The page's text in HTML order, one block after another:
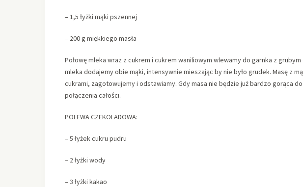
– 1,5 łyżki mąki pszennej
– 200 g miękkiego masła
Połowę mleka wraz z cukrem i cukrem waniliowym wlewamy do garnka z
mleka dodajemy obie mąki, intensywnie mieszając by nie było grudek. Masę z
cukrami, zagotowujemy i odstawiamy. Gdy masa nie będzie już bardzo gorąca
połączenia całości.
POLEWA CZEKOLADOWA:
– 5 łyżek cukru pudru
– 2 łyżki wody
– 3 łyżki kakao